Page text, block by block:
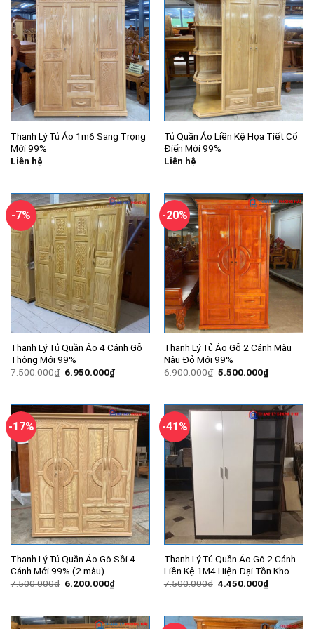
Thanh Lý Tủ Áo 1m6 Sang Trọng
Mới 99%
Liên hệ
Tủ Quần Áo Liền Kệ Họa Tiết Cổ
Điển Mới 99%
Liên hệ
-7%
Thanh Lý Tủ Quần Áo 4 Cánh Gỗ
Thông Mới 99%
7.500.000₫ Giá
6.950.000₫Giá
hiện
6.950.000₫.
-20%
Thanh Lý Tủ Áo Gỗ 2 Cánh Màu
Nâu Đỏ Mới 99%
6.900.000₫ Giá
5.500.000₫Giá
hiện
-17%
Thanh Lý Tủ Quần Áo Gỗ Sồi 4
Cánh Mới 99% (2 màu)
7.500.000₫ Giá
6.200.000₫Giá
hiện
6.200.000₫.
-41%
Thanh Lý Tủ Quần Áo Gỗ 2 Cánh
Liền Kệ 1M4 Hiện Đại Tồn Kho
7.500.000₫ Giá
4.450.000₫Giá
hiện